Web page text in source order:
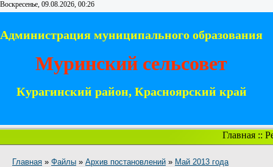
Воскресенье, 09.08.2026, 00:26
Администрация муниципального образования
Муринский сельсовет
Курагинский район, Красноярский край
Главная::
Главная » Файлы » Архив постановлений » Май 2013 года